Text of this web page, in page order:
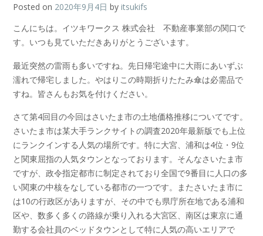
Posted on 2020年9月4日 by itsukifs
こんにちは。イツキワークス 株式会社 不動産事業部の関口で
す。いつも見ていただきありがとうございます。
最近突然の雷雨も多いですね。先日帰宅途中に大雨にあいずぶ
濡れで帰宅しました。やはりこの時期折りたたみ傘は必需品で
すね。皆さんもお気を付けください。
さて第4回目の今回はさいたま市の土地価格推移についてです。
さいたま市は某大手ランクサイトの調査2020年最新版でも上位
にランクインする人気の場所です。特に大宮、浦和は4位・9位
と関東屈指の人気タウンとなっております。そんなさいたま市
ですが、政令指定都市に制定されており全国で9番目に人口の多
い関東の中核をなしている都市の一つです。またさいたま市に
は10の行政区がありますが、その中でも県庁所在地である浦和
区や、数多く多くの路線が乗り入れる大宮区、南区は東京に通
勤する会社員のベッドタウンとして特に人気の高いエリアで